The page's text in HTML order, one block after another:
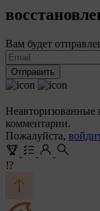
Вам будет
Отправить
Неавторизованные
комментарии.
Пожалуйста,
!?